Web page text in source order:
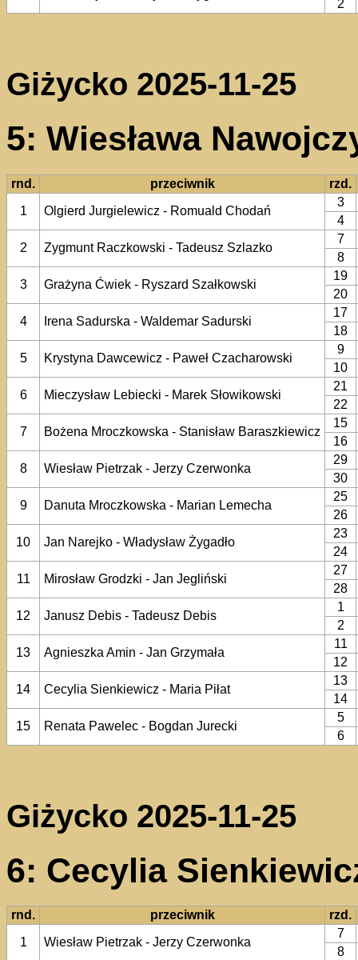
2
Giżycko 2025-11-25
5: Wiesława
rnd. przeciwnik
rzd.
1
Olgierd Jurgielewicz - Romuald Chodań
3
4
2
Zygmunt Raczkowski - Tadeusz Szlazko
7
8
3
Grażyna Ćwiek - Ryszard Szałkowski
19
20
4
Irena Sadurska - Waldemar Sadurski
17
18
5
Krystyna Dawcewicz - Paweł Czacharowski
9
10
6
Mieczysław Lebiecki - Marek Słowikowski
21
22
7
Bożena Mroczkowska - Stanisław Baraszkiewicz
15
16
8
Wiesław Pietrzak - Jerzy Czerwonka
29
30
9
Danuta Mroczkowska - Marian Lemecha
25
26
10
Jan Narejko - Władysław Żygadło
23
24
11
Mirosław Grodzki - Jan Jegliński
27
28
12
Janusz Debis - Tadeusz Debis
1
2
13
Agnieszka Amin - Jan Grzymała
11
12
14
Cecylia Sienkiewicz - Maria Piłat
13
14
15
Renata Pawelec - Bogdan Jurecki
5
6
Giżycko 2025-11-25
6: Cecylia
rnd. przeciwnik
rzd.
1
Wiesław Pietrzak - Jerzy Czerwonka
7
8